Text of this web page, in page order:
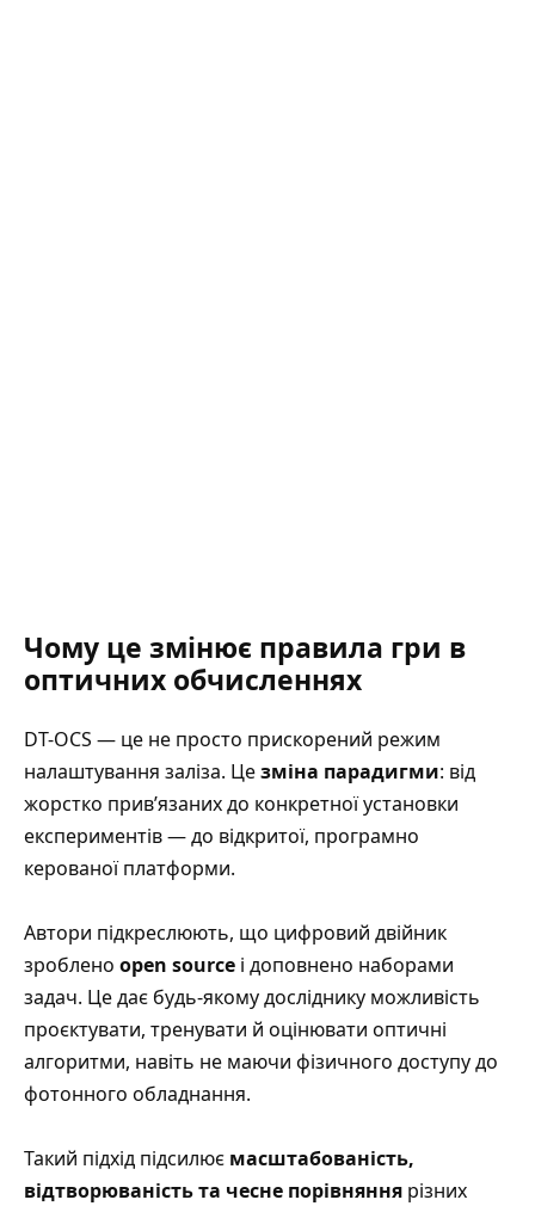
Чому це змінює правила гри в
оптичних обчисленнях
DT-OCS — це не просто прискорений режим
налаштування заліза. Цезміна парадигми: від
жорстко прив’язаних до конкретної установки
експериментів — до відкритої, програмно
керованої платформи.
Автори підкреслюють, що цифровий двійник
зроблено open source і доповнено наборами
задач. Це дає будь-якому досліднику можливість
проєктувати, тренувати й оцінювати оптичні
алгоритми, навіть не маючи фізичного доступу до
фотонного обладнання.
Такий підхід підсилює масштабованість,
відтворюваність та чесне порівняння різних